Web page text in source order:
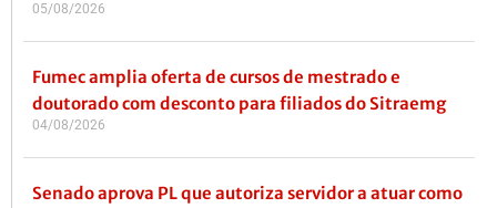
05/08/2026
Fumec amplia oferta de cursos de mestrado e
doutorado com desconto para filiados do Sitraemg
04/08/2026
Senado aprova PL que autoriza servidor a atuar como